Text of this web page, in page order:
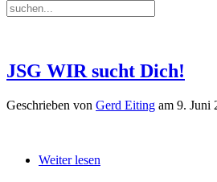
JSG WIR sucht Dich!
Geschrieben von Gerd Eiting am 9. Juni
Weiter lesen